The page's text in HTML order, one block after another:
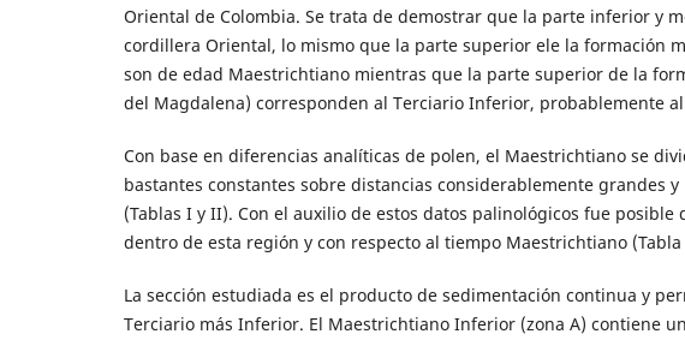
Oriental de Colombia. Se trata de demostrar que la parte inferior y
cordillera Oriental, lo mismo que la parte superior ele la formación
son de edad Maestrichtiano mientras que la parte superior de la
del Magdalena) corresponden al Terciario Inferior, probablemente al
Con base en diferencias analíticas de polen, el Maestrichtiano se
bastantes constantes sobre distancias considerablemente grandes
(Tablas I y II). Con el auxilio de estos datos palinológicos fue
dentro de esta región y con respecto al tiempo Maestrichtiano (Tabla
La sección estudiada es el producto de sedimentación continua y
Terciario más Inferior. El Maestrichtiano Inferior (zona A) contiene